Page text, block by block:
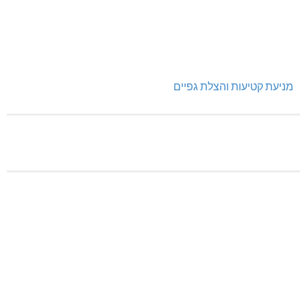
מניעת קטיעות והצלת גפיים